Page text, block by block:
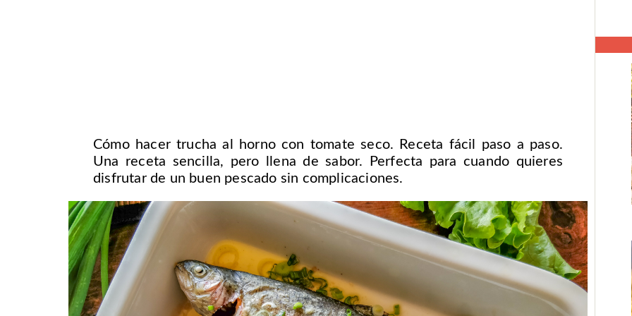
Cómo hacer trucha al horno con tomate seco. Receta fácil paso a paso.
Una receta sencilla, pero llena de sabor. Perfecta para cuando quieres
disfrutar de un buen pescado sin complicaciones.